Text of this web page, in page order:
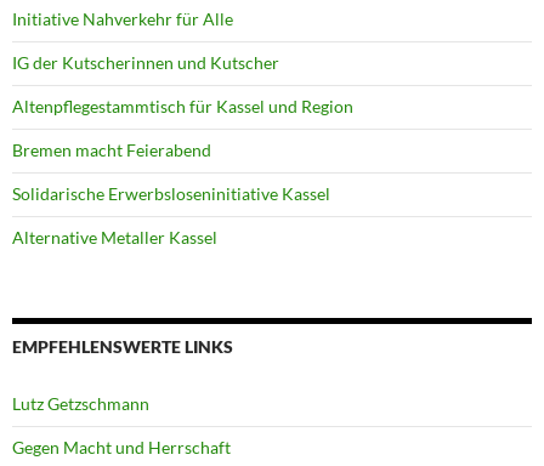
Initiative Nahverkehr für Alle
IG der Kutscherinnen und Kutscher
Altenpflegestammtisch für Kassel und Region
Bremen macht Feierabend
Solidarische Erwerbsloseninitiative Kassel
Alternative Metaller Kassel
EMPFEHLENSWERTE LINKS
Lutz Getzschmann
Gegen Macht und Herrschaft